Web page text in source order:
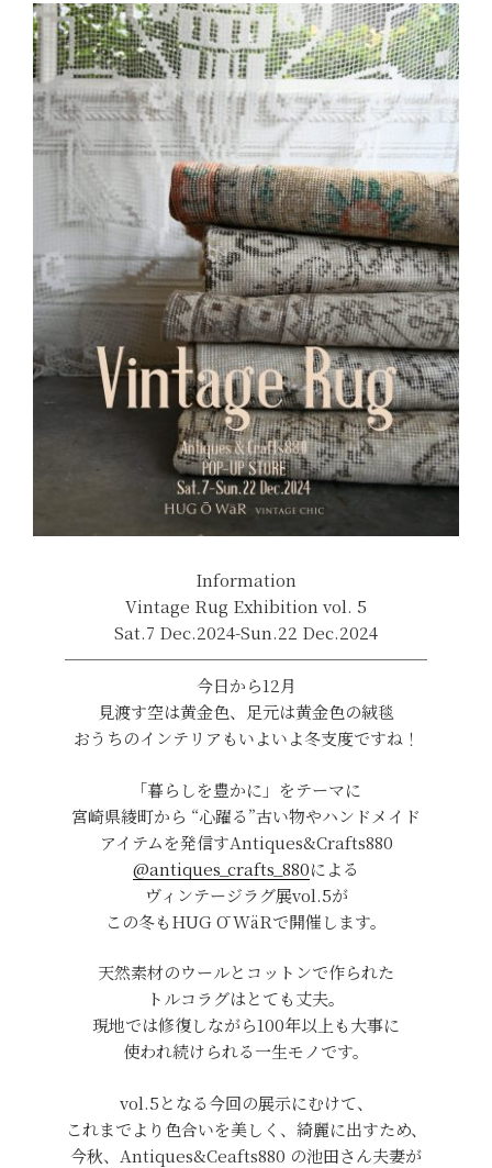
Information
Vintage Rug Exhibition vol. 5
Sat.7 Dec.2024-Sun.22 Dec.2024
──────────────────────
今日から12月
見渡す空は黄金色、足元は黄金色の絨毯
おうちのインテリアもいよいよ冬支度ですね！
「暮らしを豊かに」をテーマに
宮崎県綾町から “心躍る”古い物やハンドメイド
アイテムを発信すAntiques&Crafts880
@antiques_crafts_880による
ヴィンテージラグ展vol.5が
この冬もHUG Ō WäRで開催します。
天然素材のウールとコットンで作られた
トルコラグはとても丈夫。
現地では修復しながら100年以上も大事に
使われ続けられる一生モノです。
vol.5となる今回の展示にむけて、
これまでより色合いを美しく、綺麗に出すため、
今秋、Antiques&Ceafts880 の池田さん夫妻が